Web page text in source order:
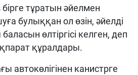
тұратын әйелмен
булыққан ол өзін, әйелді
өлтіргісі келген, деп
құралдары.
автокөлігінен канистрге